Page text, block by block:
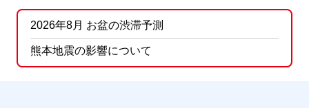
2026年8月 お盆の渋滞予測
熊本地震の影響について